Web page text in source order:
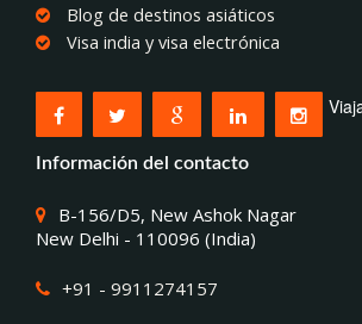
Blog de destinos asiáticos
Visa india y visa electrónica
Información del contacto
B-156/D5, New Ashok Nagar
New Delhi - 110096 (India)
+91 - 9911274157